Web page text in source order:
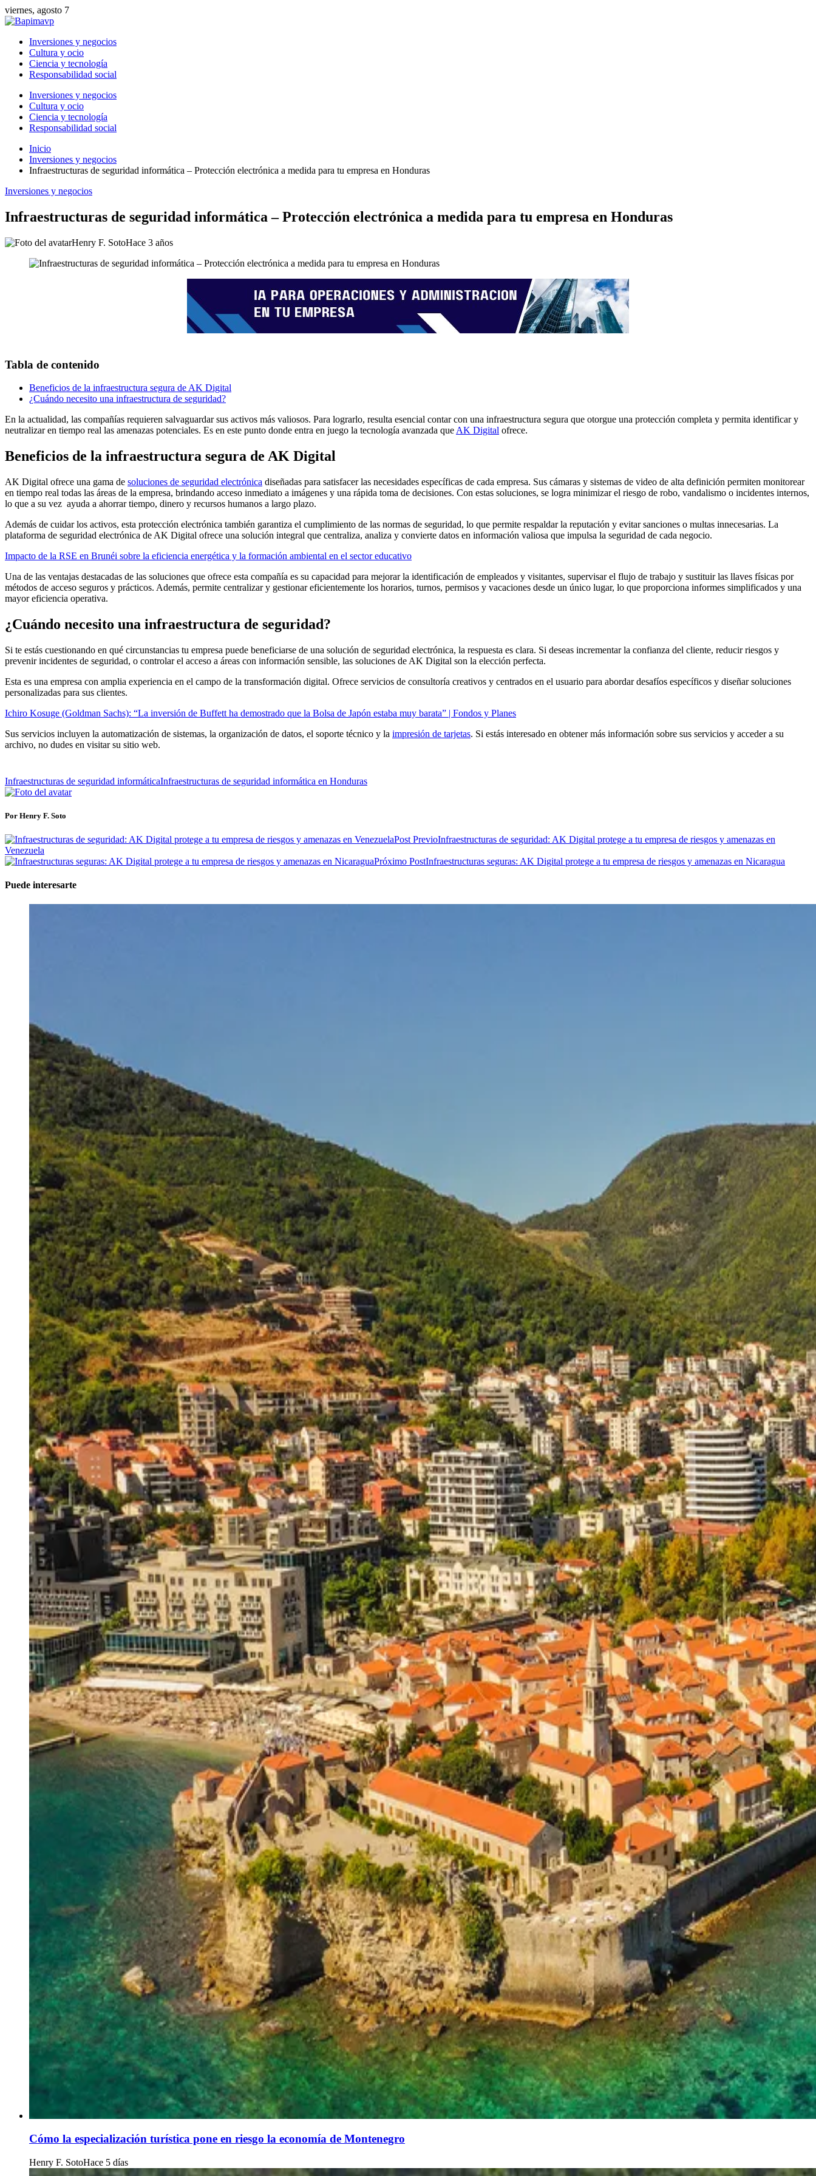
viernes, agosto 7
Inversiones y negocios
Cultura y ocio
Ciencia y tecnología
Responsabilidad social
Inversiones y negocios
Cultura y ocio
Ciencia y tecnología
Responsabilidad social
Inicio
Inversiones y negocios
Infraestructuras de seguridad informática – Protección electrónica a medida para tu empresa en Honduras
Inversiones y negocios
Infraestructuras de seguridad informática – Protección electrónica a medida para tu empresa en Honduras
Henry F. SotoHace 3 años
Tabla de contenido
Beneficios de la infraestructura segura de AK Digital
¿Cuándo necesito una infraestructura de seguridad?
En la actualidad, las compañías requieren salvaguardar sus activos más valiosos. Para lograrlo, resulta esencial contar con una infraestructura segura que otorgue una protección completa y permita identificar y
neutralizar en tiempo real las amenazas potenciales. Es en este punto donde entra en juego la tecnología avanzada que AK Digital ofrece.
Beneficios de la infraestructura segura de AK Digital
AK Digital ofrece una gama de soluciones de seguridad electrónica diseñadas para satisfacer las necesidades específicas de cada empresa. Sus cámaras y sistemas de video de alta definición permiten monitorear
en tiempo real todas las áreas de la empresa, brindando acceso inmediato a imágenes y una rápida toma de decisiones. Con estas soluciones, se logra minimizar el riesgo de robo, vandalismo o incidentes internos,
lo que a su vez ayuda a ahorrar tiempo, dinero y recursos humanos a largo plazo.
Además de cuidar los activos, esta protección electrónica también garantiza el cumplimiento de las normas de seguridad, lo que permite respaldar la reputación y evitar sanciones o multas innecesarias. La
plataforma de seguridad electrónica de AK Digital ofrece una solución integral que centraliza, analiza y convierte datos en información valiosa que impulsa la seguridad de cada negocio.
Impacto de la RSE en Brunéi sobre la eficiencia energética y la formación ambiental en el sector educativo
Una de las ventajas destacadas de las soluciones que ofrece esta compañía es su capacidad para mejorar la identificación de empleados y visitantes, supervisar el flujo de trabajo y sustituir las llaves físicas por
métodos de acceso seguros y prácticos. Además, permite centralizar y gestionar eficientemente los horarios, turnos, permisos y vacaciones desde un único lugar, lo que proporciona informes simplificados y una
mayor eficiencia operativa.
¿Cuándo necesito una infraestructura de seguridad?
Si te estás cuestionando en qué circunstancias tu empresa puede beneficiarse de una solución de seguridad electrónica, la respuesta es clara. Si deseas incrementar la confianza del cliente, reducir riesgos y
prevenir incidentes de seguridad, o controlar el acceso a áreas con información sensible, las soluciones de AK Digital son la elección perfecta.
Esta es una empresa con amplia experiencia en el campo de la transformación digital. Ofrece servicios de consultoría creativos y centrados en el usuario para abordar desafíos específicos y diseñar soluciones
personalizadas para sus clientes.
Ichiro Kosuge (Goldman Sachs): “La inversión de Buffett ha demostrado que la Bolsa de Japón estaba muy barata” | Fondos y Planes
Sus servicios incluyen la automatización de sistemas, la organización de datos, el soporte técnico y la impresión de tarjetas. Si estás interesado en obtener más información sobre sus servicios y acceder a su
archivo, no dudes en visitar su sitio web.
Infraestructuras de seguridad informáticaInfraestructuras de seguridad informática en Honduras
Por Henry F. Soto
Post PrevioInfraestructuras de seguridad: AK Digital protege a tu empresa de riesgos y amenazas en
Venezuela
Próximo PostInfraestructuras seguras: AK Digital protege a tu empresa de riesgos y amenazas en Nicaragua
Puede interesarte
Cómo la especialización turística pone en riesgo la economía de Montenegro
Henry F. SotoHace 5 días